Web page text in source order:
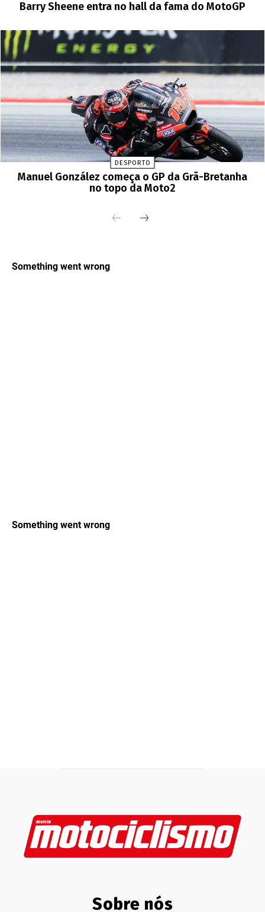
Barry Sheene entra no hall da fama do MotoGP
DESPORTO
Manuel González começa o GP da Grã-Bretanha
no topo da Moto2
Sobre nós